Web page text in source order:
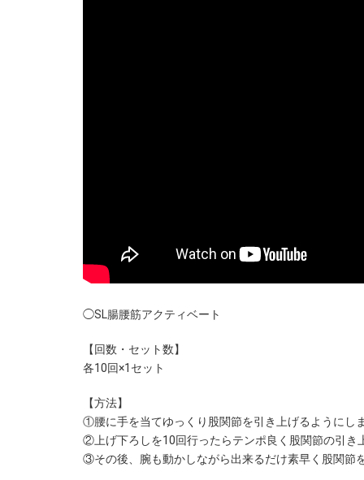
◯SL腸腰筋アクティベート
【回数・セット数】
各10回×1セット
【方法】
①腰に手を当てゆっくり股関節を引き上げるようにし
②上げ下ろしを10回行ったらテンポ良く股関節の引き
③その後、腕も動かしながら出来るだけ素早く股関節